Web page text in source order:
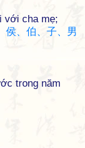
với cha mẹ;
侯、 伯、 子、 男
trong năm